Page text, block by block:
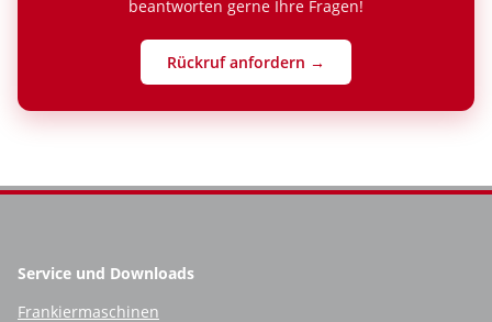
beantworten gerne Ihre Fragen!
Rückruf anfordern →
Service und Downloads
Frankiermaschinen